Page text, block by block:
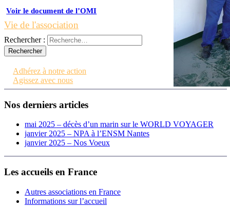
Voir le document de l’OMI
Vie de l'association
Rechercher :
Adhérez à notre action
Agissez avec nous
Nos derniers articles
mai 2025 – décès d’un marin sur le WORLD VOYAGER
janvier 2025 – NPA à l’ENSM Nantes
janvier 2025 – Nos Voeux
Les accueils en France
Autres associations en France
Informations sur l’accueil